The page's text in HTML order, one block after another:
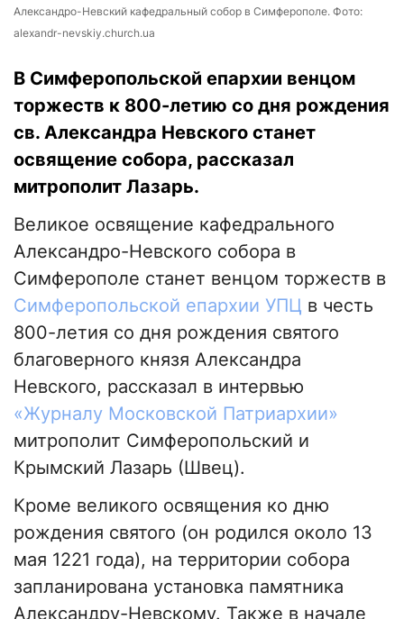
Александро-Невский кафедральный собор в Симферополе. Фото:
alexandr-nevskiy.church.ua
В Симферопольской епархии венцом
торжеств к 800-летию со дня рождения
св. Александра Невского станет
освящение собора, рассказал
митрополит Лазарь.
Великое освящение кафедрального
Александро-Невского собора в
Симферополе станет венцом торжеств в
Симферопольской епархии УПЦ в честь
800-летия со дня рождения святого
благоверного князя Александра
Невского, рассказал в интервью
«Журналу Московской Патриархии»
митрополит Симферопольский и
Крымский Лазарь (Швец).
Кроме великого освящения ко дню
рождения святого (он родился около 13
мая 1221 года), на территории собора
запланирована установка памятника
Александру-Невскому. Также в начале